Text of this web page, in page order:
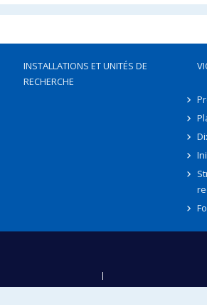
INSTALLATIONS ET UNITÉS DE
RECHERCHE